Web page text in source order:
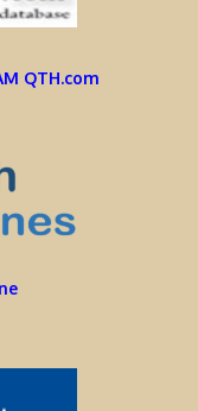
QTH.com